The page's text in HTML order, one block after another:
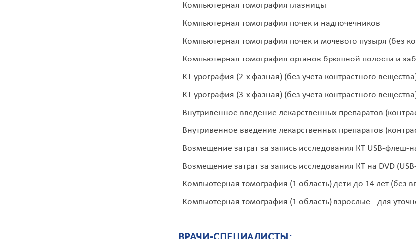
Компьютерная томография глазницы
Компьютерная томография почек и надпочечников
Компьютерная томография почек и мочевого пузыря (без
Компьютерная томография органов брюшной полости и
КТ урография (2-х фазная) (без учета контрастного
КТ урография (3-х фазная) (без учета контрастного
Внутривенное введение лекарственных препаратов
Внутривенное введение лекарственных препаратов
Возмещение затрат за запись исследования КТ USB-флеш-
Возмещение затрат за запись исследования КТ на DVD
Компьютерная томография (1 область) дети до 14 лет (без
Компьютерная томография (1 область) взрослые - для